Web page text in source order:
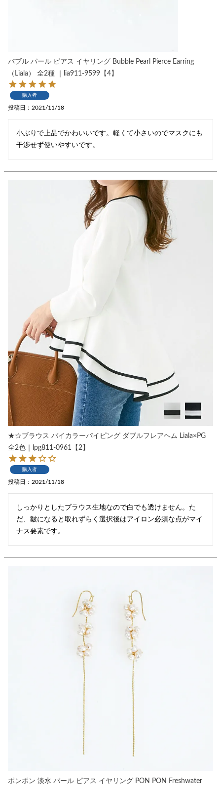
バブル パール ピアス イヤリング Bubble Pearl Pierce Earring
（Liala） 全2種 ｜lia911-9599【4】
購入者
投稿日 2021/11/18
小ぶりで上品でかわいいです。軽くて小さいのでマスクにも
干渉せず使いやすいです。
★☆ブラウス バイカラーパイピング ダブルフレアヘム Liala×PG
全2色｜lpg811-0961【2】
購入者
投稿日 2021/11/18
しっかりとしたブラウス生地なので白でも透けません。た
だ、皺になると取れずらく選択後はアイロン必須な点がマイ
ナス要素です。
ポンポン 淡水 パール ピアス イヤリング PON PON Freshwater